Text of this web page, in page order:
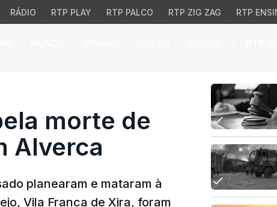
RÁDIO RTP PLAY RTP PALCO RTP ZIG ZAG RTP
morte de jovem
morte de
Alverca
planearam e mataram à
Vila Franca de Xira, foram